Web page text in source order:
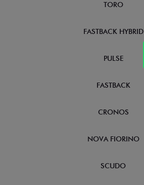
TORO
FASTBACK HYBRID
PULSE
FASTBACK
CRONOS
NOVA FIORINO
SCUDO